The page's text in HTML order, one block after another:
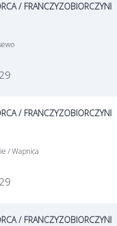
/ FRANCZYZOBIORCZYNI
/ FRANCZYZOBIORCZYNI
/ Wapnica
/ FRANCZYZOBIORCZYNI